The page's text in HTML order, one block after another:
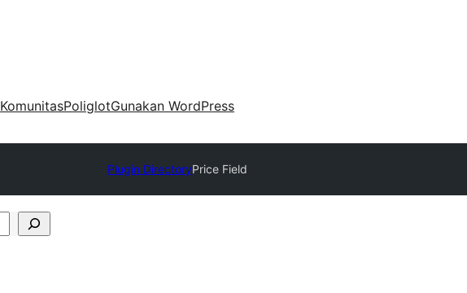
KomunitasPoliglotGunakan WordPress
Plugin DirectoryPrice Field